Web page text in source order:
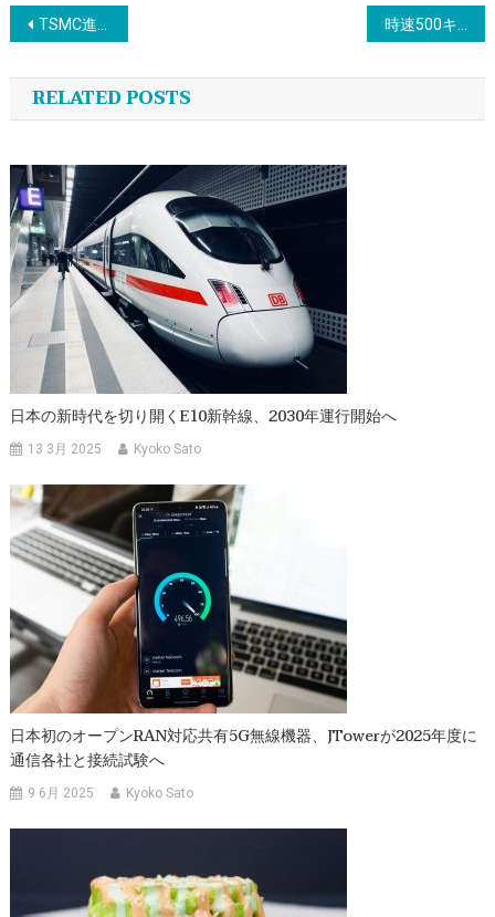
投
稿
ナ
ビ
ゲ
ー
シ
ョ
ン
TSMC進出が変える熊本の未来 日本の半導体戦略の中核へ
RELATED POSTS
日本の新時代を切り開くE10新幹線、2030年運行開始へ
13 3月 2025 Kyoko Sato
日本初のオープンRAN対応共有5G無線機器、JTowerが2025年度に
通信各社と接続試験へ
9 6月 2025 Kyoko Sato